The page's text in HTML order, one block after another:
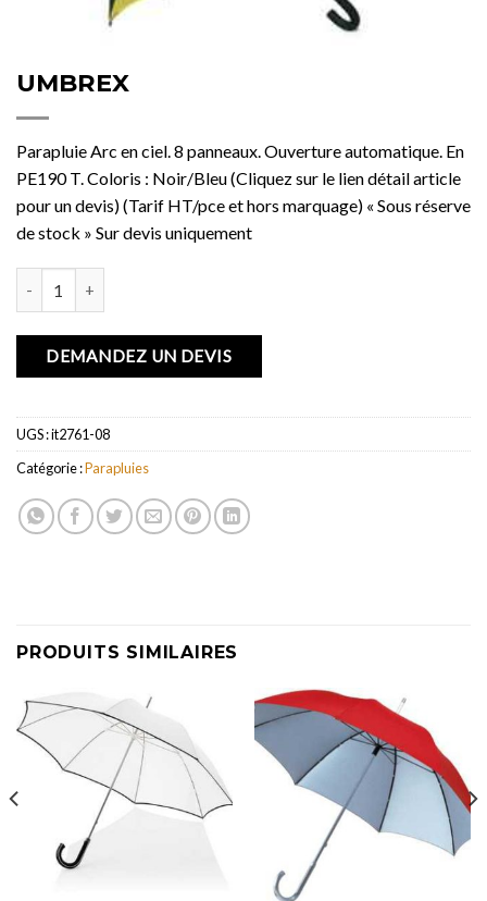
UMBREX
Parapluie Arc en ciel. 8 panneaux. Ouverture automatique. En
PE190 T. Coloris : Noir/Bleu (Cliquez sur le lien détail article
pour un devis) (Tarif HT/pce et hors marquage) « Sous réserve
de stock » Sur devis uniquement
DEMANDEZ UN DEVIS
UGS :it2761-08
Catégorie :Parapluies
PRODUITS SIMILAIRES